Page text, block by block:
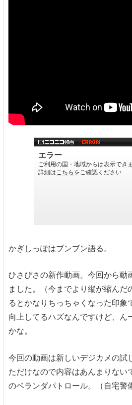
かぎしっぽはブンブン語る。
ひさびさの新作動画。今回から動
ました。（今までより縦が縮んだ
るとかなりちっちゃくなった印象
向上してるハズなんですけど、ん
かな。
今回の動画は新しいデジカメの試
ただけなので内容はあんまりない
のベランダパトロール。（自宅警